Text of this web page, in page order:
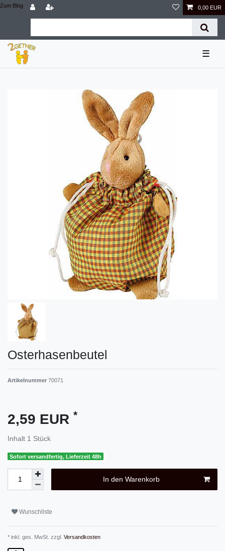
Zum Blog 0,00 EUR
☰
Osterhasenbeutel
Artikelnummer 70071
2,59 EUR *
Inhalt 1 Stück
Sofort versandfertig, Lieferzeit 48h
In den Warenkorb
Wunschliste
* inkl. ges. MwSt. zzgl. Versandkosten